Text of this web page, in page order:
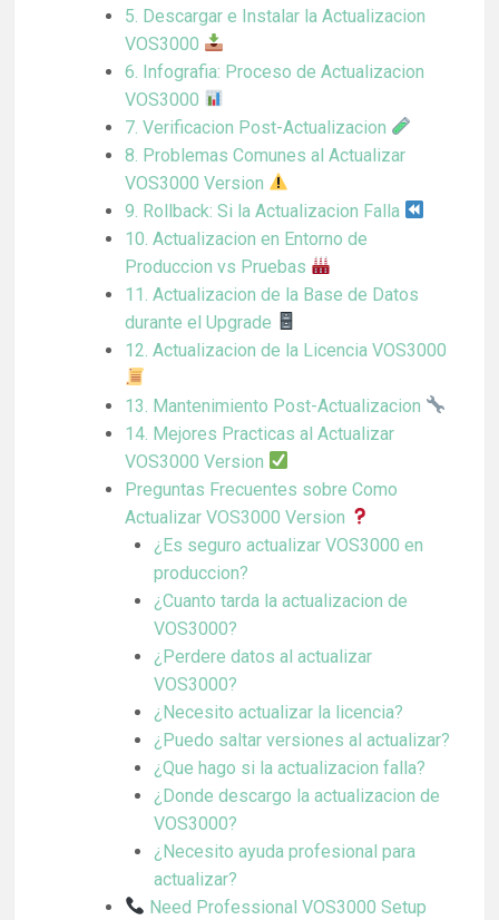
5. Descargar e Instalar la Actualizacion
VOS3000
6. Infografia: Proceso de Actualizacion
VOS3000
7. Verificacion Post-Actualizacion
8. Problemas Comunes al Actualizar
VOS3000 Version
9. Rollback: Si la Actualizacion Falla
10. Actualizacion en Entorno de
Produccion vs Pruebas
11. Actualizacion de la Base de Datos
durante el Upgrade
12. Actualizacion de la Licencia VOS3000
13. Mantenimiento Post-Actualizacion
14. Mejores Practicas al Actualizar
VOS3000 Version
Preguntas Frecuentes sobre Como
Actualizar VOS3000 Version
¿Es seguro actualizar VOS3000 en
produccion?
¿Cuanto tarda la actualizacion de
VOS3000?
¿Perdere datos al actualizar
VOS3000?
¿Necesito actualizar la licencia?
¿Puedo saltar versiones al actualizar?
¿Que hago si la actualizacion falla?
¿Donde descargo la actualizacion de
VOS3000?
¿Necesito ayuda profesional para
actualizar?
Need Professional VOS3000 Setup